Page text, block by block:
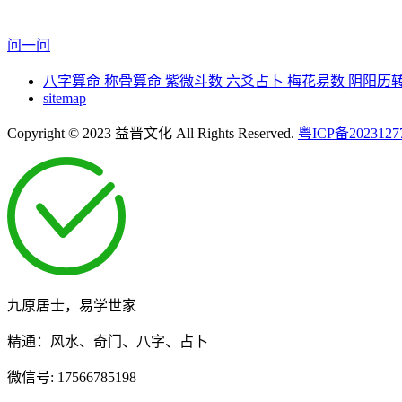
问一问
八字算命 称骨算命 紫微斗数 六爻占卜 梅花易数 阴阳历
sitemap
Copyright © 2023 益晋文化 All Rights Reserved. 粤ICP备
九原居士，易学世家
精通：风水、奇门、八字、占卜
微信号: 17566785198